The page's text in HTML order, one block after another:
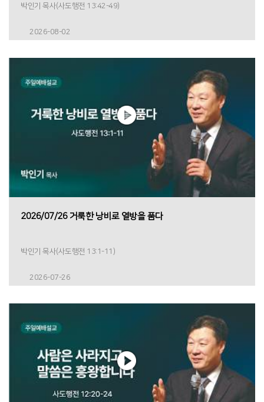
박인기 목사(사도행전 13:42-49)
2026-08-02
2026/07/26 거룩한 낭비로 열방을 품다
박인기 목사(사도행전 13:1-11)
2026-07-26